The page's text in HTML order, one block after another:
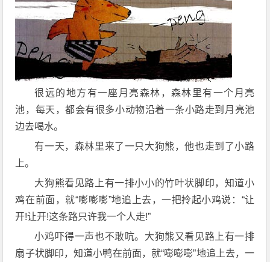
很远的地方有一座月亮森林，森林里有一个月亮
池，每天，都会有很多小动物沿着一条小路走到月亮池
边去喝水。
有一天，森林里来了一只大狗熊，他也走到了小路
上。
大狗熊看见路上有一排小小的竹叶状脚印，知道小
鸡在前面，就“嘭嘭嘭”地追上去，一把拎起小鸡说：“让
开!让开!这条路只许我一个人走!”
小鸡吓得一声也不敢吭。大狗熊又看见路上有一排
扇子状脚印，知道小鸭在前面，就“嘭嘭嘭”地追上去，一